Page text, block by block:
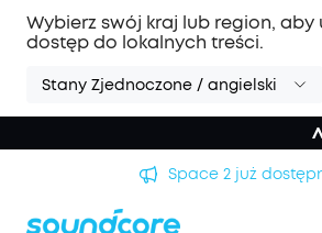
Wybierz swój kraj lub region, aby
dostęp do lokalnych treści.
Stany Zjednoczone / angielski
Space 2 już